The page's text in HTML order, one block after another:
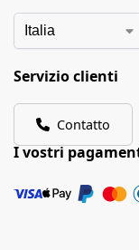
Servizio clienti
Contatto
I vostri